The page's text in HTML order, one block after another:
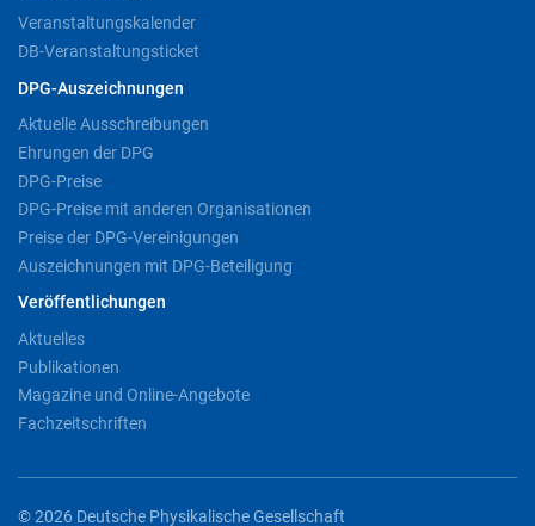
Veranstaltungskalender
DB-Veranstaltungsticket
DPG-Auszeichnungen
Aktuelle Ausschreibungen
Ehrungen der DPG
DPG-Preise
DPG-Preise mit anderen Organisationen
Preise der DPG-Vereinigungen
Auszeichnungen mit DPG-Beteiligung
Veröffentlichungen
Aktuelles
Publikationen
Magazine und Online-Angebote
Fachzeitschriften
© 2026 Deutsche Physikalische Gesellschaft